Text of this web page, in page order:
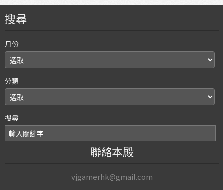
搜尋
月份
分類
搜尋
聯絡本殿
vjgamerhk@gmail.com